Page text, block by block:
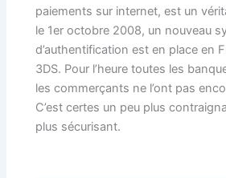
paiements sur internet, est un
le 1er octobre 2008, un nouveau
d’authentification est en place en
3DS. Pour l’heure toutes les
les commerçants ne l’ont pas
C’est certes un peu plus
plus sécurisant.